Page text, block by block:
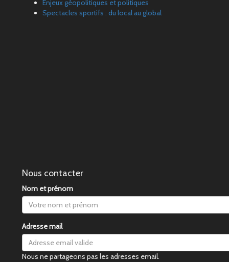
Enjeux géopolitiques et politiques
Spectacles sportifs : du local au global
Nous contacter
Nom et prénom
Adresse mail
Nous ne partageons pas les adresses email.